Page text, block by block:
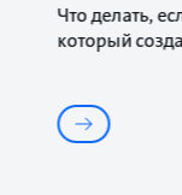
Что делать,
который